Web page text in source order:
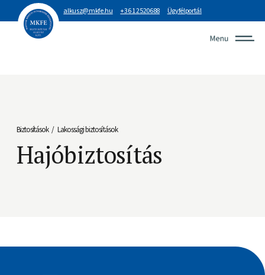
alkusz@mkfe.hu +36 1 2520688 Ügyfélportál
Biztosítások / Lakossági biztosítások
Hajóbiztosítás